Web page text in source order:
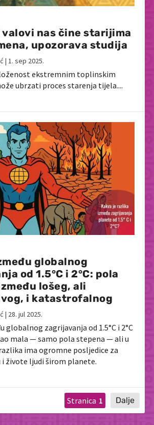
nas čine starijima
upozorava studija
|1. sep 2025.
ekstremnim toplinskim
ubrzati proces starenja tijela....
globalnog
od 1.5°C i 2°C: pola
lošeg, ali
i katastrofalnog
| 28. jul 2025.
globalnog zagrijavanja od 1.5°C i 2°C
mala — samo pola stepena — ali u
ima ogromne posljedice za
živote ljudi širom planete.
1